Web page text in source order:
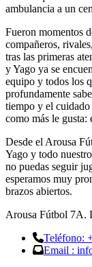
ambulancia a un
Fueron momentos
compañeros,
tras las primeras
y Yago ya se
equipo y todos los
profundamente
tiempo y el
como más le gusta:
Desde el Arousa
Yago y todo
no puedas seguir
esperamos muy
brazos abiertos.
Arousa Fútbol 7A.
Teléfono:
Email :